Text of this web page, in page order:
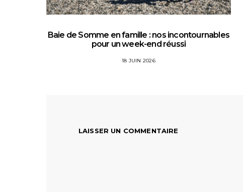
Baie de Somme en famille : nos incontournables
pour un week-end réussi
18 JUIN 2026
LAISSER UN COMMENTAIRE